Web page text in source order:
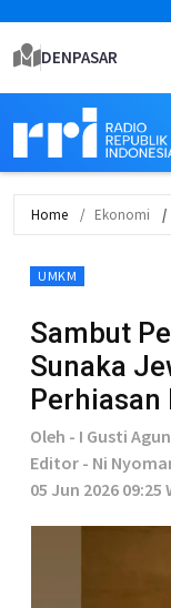
DENPASAR
Home Ekonomi
UMKM
Sambut
Sunaka
Perhiasan
Oleh - I Gusti
Editor - Ni
05 Jun 2026 09:25